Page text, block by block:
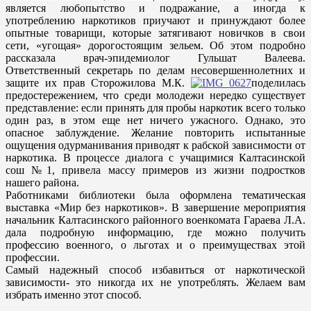
является любопытство и подражание, а иногда к
употреблению наркотиков приучают и принуждают более
опытные товарищи, которые затягивают новичков в свои
сети, «угощая» дорогостоящим зельем. Об этом подробно
рассказала врач-эпидемиолог Гульшат Валеева.
Ответственный секретарь по делам несовершеннолетних и
защите их прав Сторожилова М.К.
поделилась
предостережением, что среди молодежи нередко существует
представление: если принять для пробы наркотик всего только
один раз, в этом еще нет ничего ужасного. Однако, это
опасное заблуждение. Желание повторить испытанные
ощущения одурманивания приводят к рабской зависимости от
наркотика. В процессе диалога с учащимися Калтасинской
сош №1, привела массу примеров из жизни подростков
нашего района.
Работниками библиотеки была оформлена тематическая
выставка «Мир без наркотиков». В завершение мероприятия
начальник Калтасинского районного военкомата Гараева Л.А.
дала подробную информацию, где можно получить
профессию военного, о льготах и о преимуществах этой
профессии.
Самый надежный способ избавиться от наркотической
зависимости- это никогда их не употреблять. Желаем вам
избрать именно этот способ.